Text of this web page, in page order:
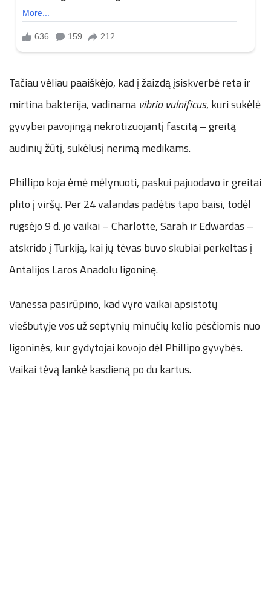
Tačiau vėliau paaiškėjo, kad į žaizdą įsiskverbė reta ir
mirtina bakterija, vadinama vibrio vulnificus, kuri sukėlė
gyvybei pavojingą nekrotizuojantį fascitą – greitą
audinių žūtį, sukėlusį nerimą medikams.
Phillipo koja ėmė mėlynuoti, paskui pajuodavo ir greitai
plito į viršų. Per 24 valandas padėtis tapo baisi, todėl
rugsėjo 9 d. jo vaikai – Charlotte, Sarah ir Edwardas –
atskrido į Turkiją, kai jų tėvas buvo skubiai perkeltas į
Antalijos Laros Anadolu ligoninę.
Vanessa pasirūpino, kad vyro vaikai apsistotų
viešbutyje vos už septynių minučių kelio pėsčiomis nuo
ligoninės, kur gydytojai kovojo dėl Phillipo gyvybės.
Vaikai tėvą lankė kasdieną po du kartus.